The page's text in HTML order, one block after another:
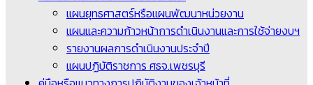
แผนยุทธศาสตร์หรือแผนพัฒนาหน่วยงาน
แผนและความก้าวหน้าการดำเนินงานและการใช้จ่ายงบฯ
รายงานผลการดำเนินงานประจำปี
แผนปฏิบัติราชการ ศธจ.เพชรบุรี